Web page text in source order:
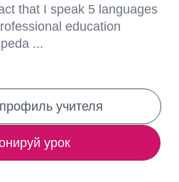
that I speak 5 languages
education
...
учителя
урок